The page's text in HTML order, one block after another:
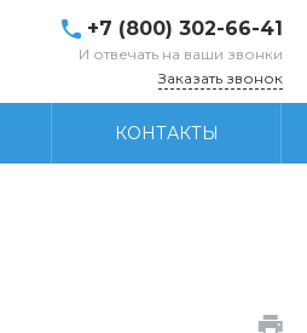
+7 (800) 302-66-41
И отвечать на ваши звонки
Заказать звонок
КОНТАКТЫ